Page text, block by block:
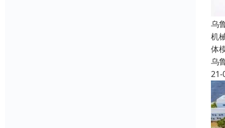
乌
机
体
乌
21-